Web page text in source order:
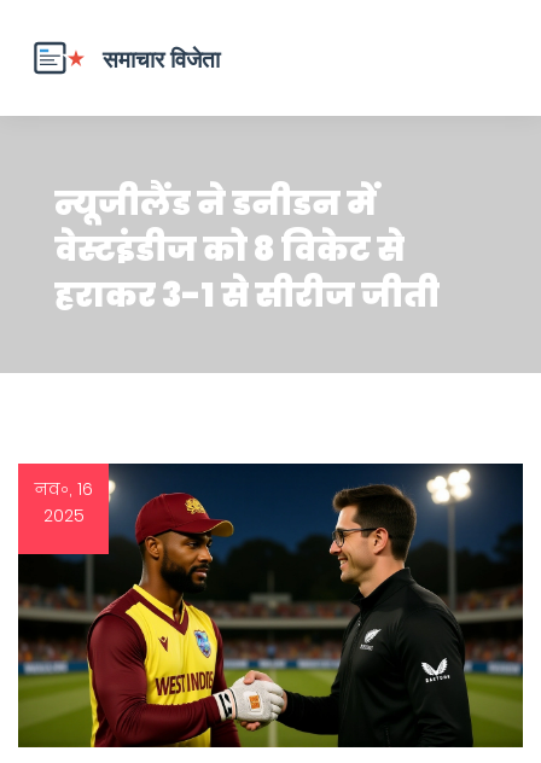
न्यूजीलैंड ने डनीडन में
वेस्टइंडीज को 8 विकेट से
हराकर 3-1 से सीरीज जीती
नव॰, 16
2025